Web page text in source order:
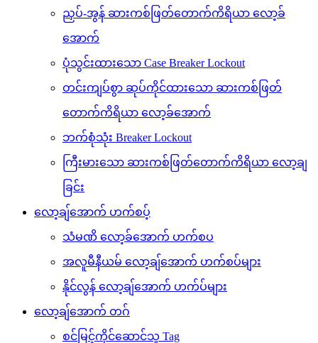
ညှပ်-အွန် ဆားကစ်ဖြတ်တောက်ကိရိယာ လော့ခ်
အောက်
ပုံသွင်းထားသော Case Breaker Lockout
တင်းကျပ်စွာ ဆုပ်ကိုင်ထားသော ဆားကစ်ဖြတ်
တောက်ကိရိယာ လော့ခ်အောက်
ဘက်စုံသုံး Breaker Lockout
ကြီးမားသော ဆားကစ်ဖြတ်တောက်ကိရိယာ လော့ချ
ခြင်း
လော့ချ်အောက် ဟက်စပ့်
သံမဏိ လော့ခ်အောက် ဟက်စပ
အလူမီနီယမ် လော့ချ်အောက် ဟက်စပ်များ
နိုင်လွန် လော့ချ်အောက် ဟက်ပ်များ
လော့ချ်အောက် တဂ်
စင်မြင့်ကိုင်ဆောင်သူ Tag